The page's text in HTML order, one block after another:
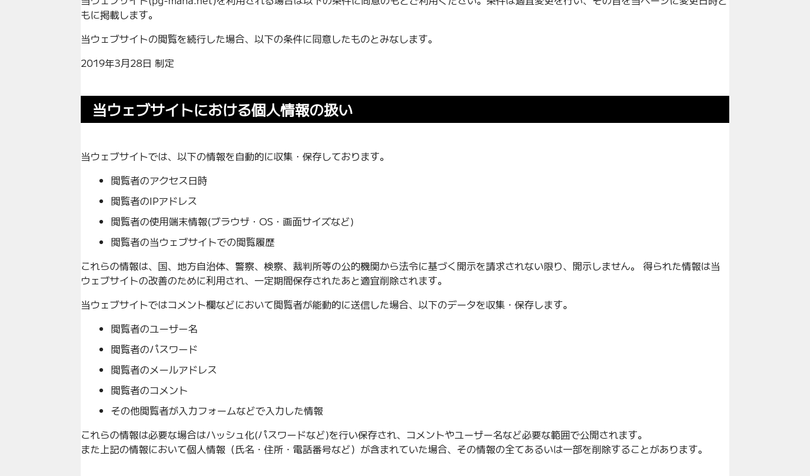
もに掲載します。
当ウェブサイトの閲覧を続行した場合、以下の条件に同意したものとみなします。
2019年3月28日 制定
当ウェブサイトにおける個人情報の扱い
当ウェブサイトでは、以下の情報を自動的に収集・保存しております。
閲覧者のアクセス日時
閲覧者のIPアドレス
閲覧者の使用端末情報(ブラウザ・OS・画面サイズなど)
閲覧者の当ウェブサイトでの閲覧履歴
これらの情報は、国、地方自治体、警察、検察、裁判所等の公的機関から法令に基づく開示を請求されない限り、開示しません。 得られた情報は当
ウェブサイトの改善のために利用され、一定期間保存されたあと適宜削除されます。
当ウェブサイトではコメント欄などにおいて閲覧者が能動的に送信した場合、以下のデータを収集・保存します。
閲覧者のユーザー名
閲覧者のパスワード
閲覧者のメールアドレス
閲覧者のコメント
その他閲覧者が入力フォームなどで入力した情報
これらの情報は必要な場合はハッシュ化(パスワードなど)を行い保存され、コメントやユーザー名など必要な範囲で公開されます。
また上記の情報において個人情報（氏名・住所・電話番号など）が含まれていた場合、その情報の全てあるいは一部を削除することがあります。